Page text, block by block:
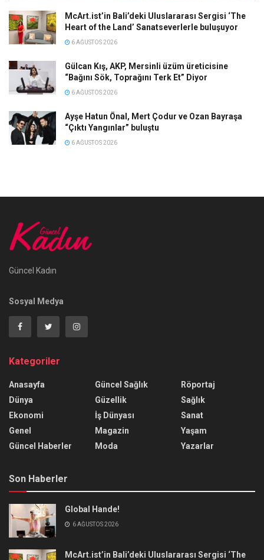
McArt.ist’in Bali’deki Uluslararası Sergisi ‘The
Heart of the Land’ Sanatseverlerle buluşuyor
6 AĞUSTOS 2026
Gülcan Kış, AKP, Mersinli üzüm üreticisine
“Bağını Sök, Toprağını Terk Et” Diyor
6 AĞUSTOS 2026
Ayşe Hatun Önal, Mert Çodur ve Ozan Bayraşa
“Çıktı Yangınlar” buluştu
6 AĞUSTOS 2026
Güncel Kadın
Sosyal Medya
Kategoriler
Anasayfa
Dünya
Ekonomi
Genel
Güncel Haberler
Güncel Sağlık
Güzellik
İş Dünyası
Magazin
Moda
Röportaj
Sağlık
Sanat
Yaşam
Yazarlar
Son Haberler
Global Hande!
6 AĞUSTOS 2026
McArt.ist’in Bali’deki Uluslararası Sergisi ‘The